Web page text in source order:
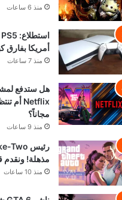
منذ 6 ساعات
أمريكا بفارق
منذ 7 ساعات
مجاناً؟
منذ 9 ساعات
مذهلة! ونقدم قيمة
منذ 10 ساعات